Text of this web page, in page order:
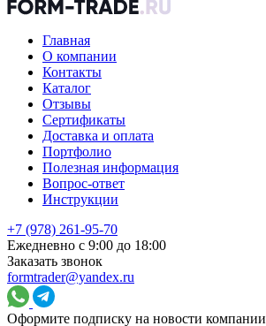
Главная
О компании
Контакты
Каталог
Отзывы
Сертификаты
Доставка и оплата
Портфолио
Полезная информация
Вопрос-ответ
Инструкции
+7 (978) 261-95-70
Ежедневно с 9:00 до 18:00
Заказать звонок
formtrader@yandex.ru
Оформите подписку на новости компании